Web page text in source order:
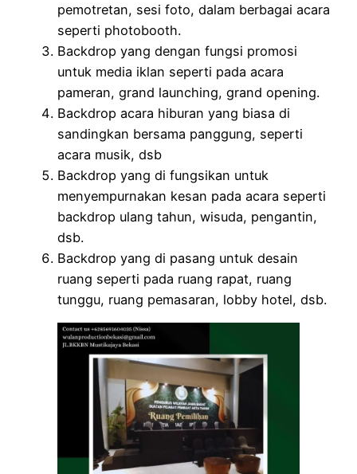
pemotretan, sesi foto, dalam berbagai acara
seperti photobooth.
Backdrop yang dengan fungsi promosi
untuk media iklan seperti pada acara
pameran, grand launching, grand opening.
Backdrop acara hiburan yang biasa di
sandingkan bersama panggung, seperti
acara musik, dsb
Backdrop yang di fungsikan untuk
menyempurnakan kesan pada acara seperti
backdrop ulang tahun, wisuda, pengantin,
dsb.
Backdrop yang di pasang untuk desain
ruang seperti pada ruang rapat, ruang
tunggu, ruang pemasaran, lobby hotel, dsb.